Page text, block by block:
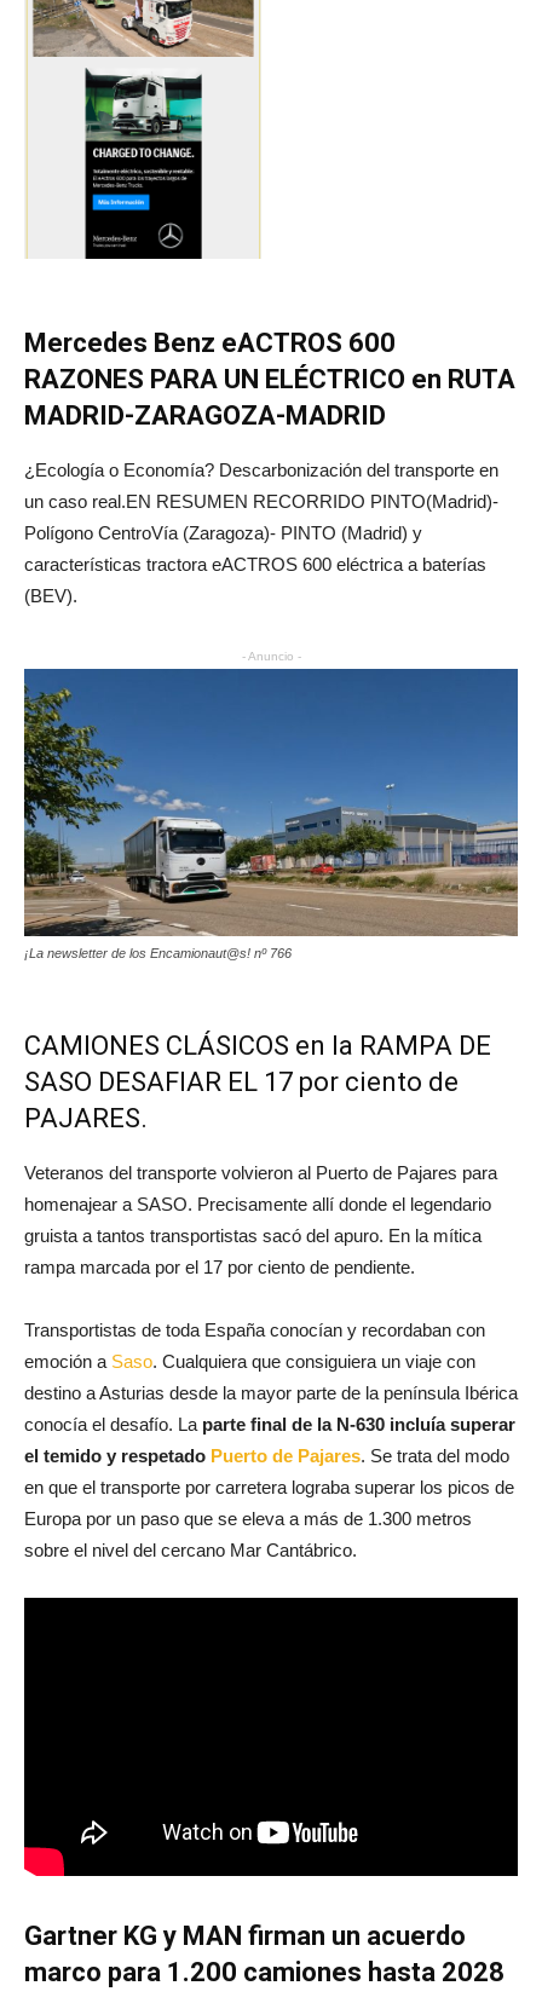
Mercedes Benz eACTROS 600
RAZONES PARA UN ELÉCTRICO en RUTA
MADRID-ZARAGOZA-MADRID
¿Ecología o Economía? Descarbonización del transporte en
un caso real.EN RESUMEN RECORRIDO PINTO(Madrid)-
Polígono CentroVía (Zaragoza)- PINTO (Madrid) y
características tractora eACTROS 600 eléctrica a baterías
(BEV).
- Anuncio -
¡La newsletter de los Encamionaut@s! nº 766
CAMIONES CLÁSICOS en la RAMPA DE
SASO DESAFIAR EL 17 por ciento de
PAJARES.
Veteranos del transporte volvieron al Puerto de Pajares para
homenajear a SASO. Precisamente allí donde el legendario
gruista a tantos transportistas sacó del apuro. En la mítica
rampa marcada por el 17 por ciento de pendiente.
Transportistas de toda España conocían y recordaban con
emoción a Saso. Cualquiera que consiguiera un viaje con
destino a Asturias desde la mayor parte de la península Ibérica
conocía el desafío. La parte final de la N-630 incluía superar
el temido y respetado Puerto de Pajares. Se trata del modo
en que el transporte por carretera lograba superar los picos de
Europa por un paso que se eleva a más de 1.300 metros
sobre el nivel del cercano Mar Cantábrico.
Gartner KG y MAN firman un acuerdo
marco para 1.200 camiones hasta 2028